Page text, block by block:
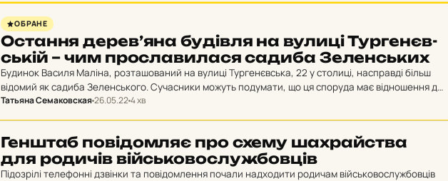
ОБРАНЕ
Ос­тан­ня дерев’яна бу­дів­ля на вулиці Тур­ге­нєв­
ській – чим прос­ла­ви­ла­ся садиба Зе­лен­ських
Будинок Василя Маліна, розташований на вулиці Тургенєвська, 22 у столиці, насправді більш
відомий як садиба Зеленського. Сучасники можуть подумати, що ця споруда має відношення до
Володимира Зеленського. Однак спільне вони…
Татьяна Семаковская26.05.224 хв
Ген­штаб по­ві­дом­ляє про схему шах­рай­ства
для ро­ди­чів вій­сько­вос­луж­бов­ців
Підозрілі телефонні дзвінки та повідомлення почали надходити родичам військовослужбовців